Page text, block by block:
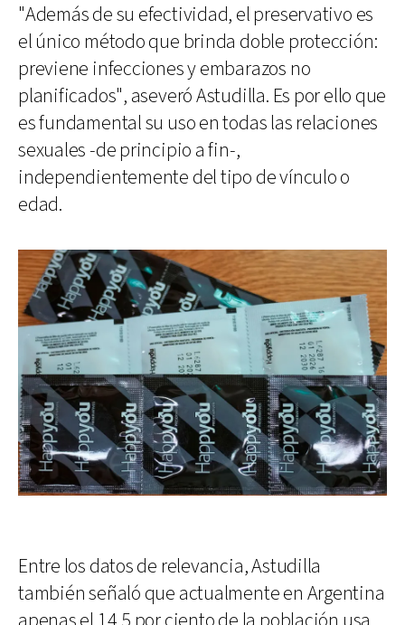
"Además de su efectividad, el preservativo es
el único método que brinda doble protección:
previene infecciones y embarazos no
planificados", aseveró Astudilla. Es por ello que
es fundamental su uso en todas las relaciones
sexuales -de principio a fin-,
independientemente del tipo de vínculo o
edad.
Entre los datos de relevancia, Astudilla
también señaló que actualmente en Argentina